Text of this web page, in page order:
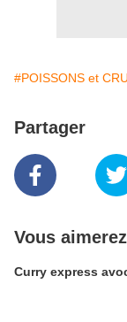
#POISSONS et
Partager
Vous
Curry express